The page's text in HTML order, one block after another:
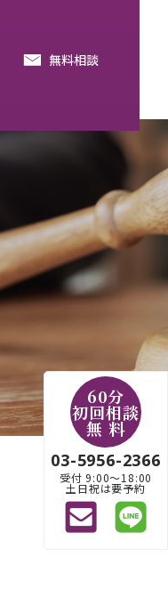
込み
集
無料相談
60分
初回相談
無 料
03-5956-2366
受付 9:00〜18:00
土日祝は要予約